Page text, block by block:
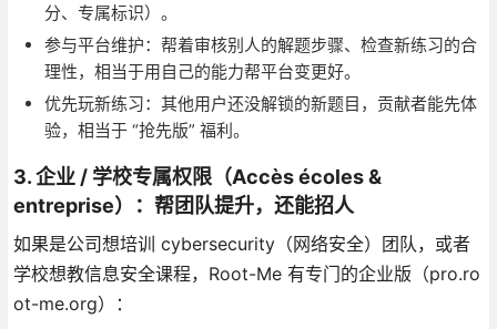
分、专属标识）。
参与平台维护：帮着审核别人的解题步骤、检查新练习的合
理性，相当于用自己的能力帮平台变更好。
优先玩新练习：其他用户还没解锁的新题目，贡献者能先体
验，相当于 “抢先版” 福利。
3. 企业 / 学校专属权限（Accès écoles &
entreprise）：帮团队提升，还能招人
如果是公司想培训 cybersecurity（网络安全）团队，或者
学校想教信息安全课程，Root-Me 有专门的企业版（pro.ro
ot-me.org）：